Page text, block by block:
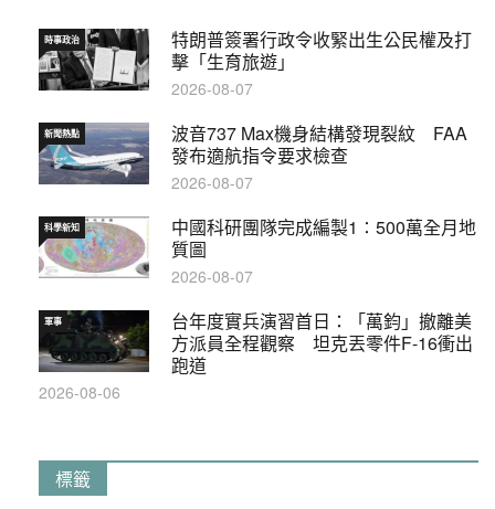
特朗普簽署行政令收緊出生公民權及打
擊「生育旅遊」
時事政治
2026-08-07
波音737 Max機身結構發現裂紋 FAA
發布適航指令要求檢查
新聞熱點
2026-08-07
中國科研團隊完成編製1∶500萬全月地
質圖
科學新知
2026-08-07
台年度實兵演習首日：「萬鈞」撤離美
方派員全程觀察 坦克丟零件F-16衝出
跑道
軍事
2026-08-06
標籤